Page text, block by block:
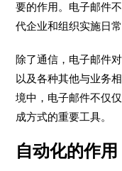
要的作用。电子邮件
代企业和组织实施日
除了通信，电子邮件
以及各种其他与业务
境中，电子邮件不仅
成方式的重要工具。
自动化的作用